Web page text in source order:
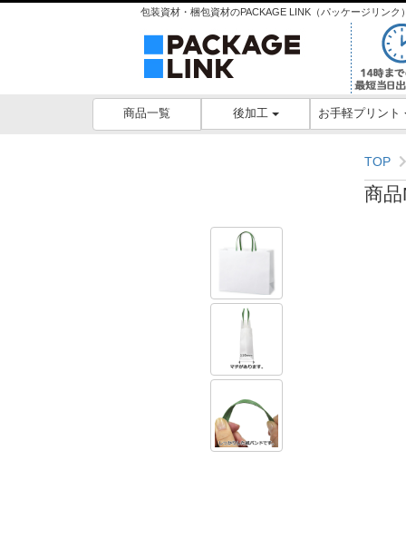
包装資材・梱包資材のPACKAGE LINK（パッケージリンク
商品一覧 後加工 お手軽プリント
TOP
商